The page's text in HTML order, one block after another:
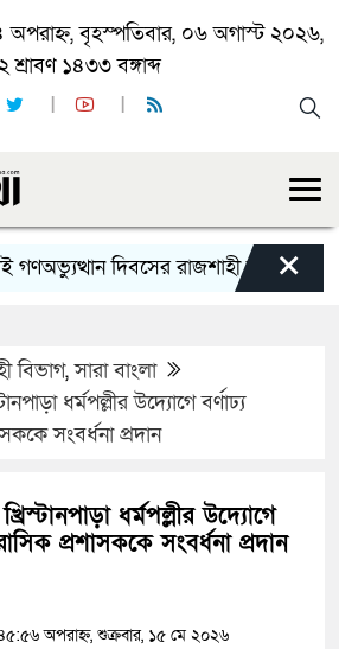
বৃহস্পতিবার, ০৬ অগাস্ট ২০২৬,
শ্রাবণ ১৪৩৩ বঙ্গাব্দ
দিবসের রাজশাহী মহানগর×
বিভাগ,সারা বাংলা
ধর্মপল্লীর উদ্যোগে বর্ণাঢ্য
সংবর্ধনা প্রদান
ধর্মপল্লীর উদ্যোগে
প্রশাসককে সংবর্ধনা প্রদান
অপরাহ্ন, শুক্রবার, ১৫ মে ২০২৬